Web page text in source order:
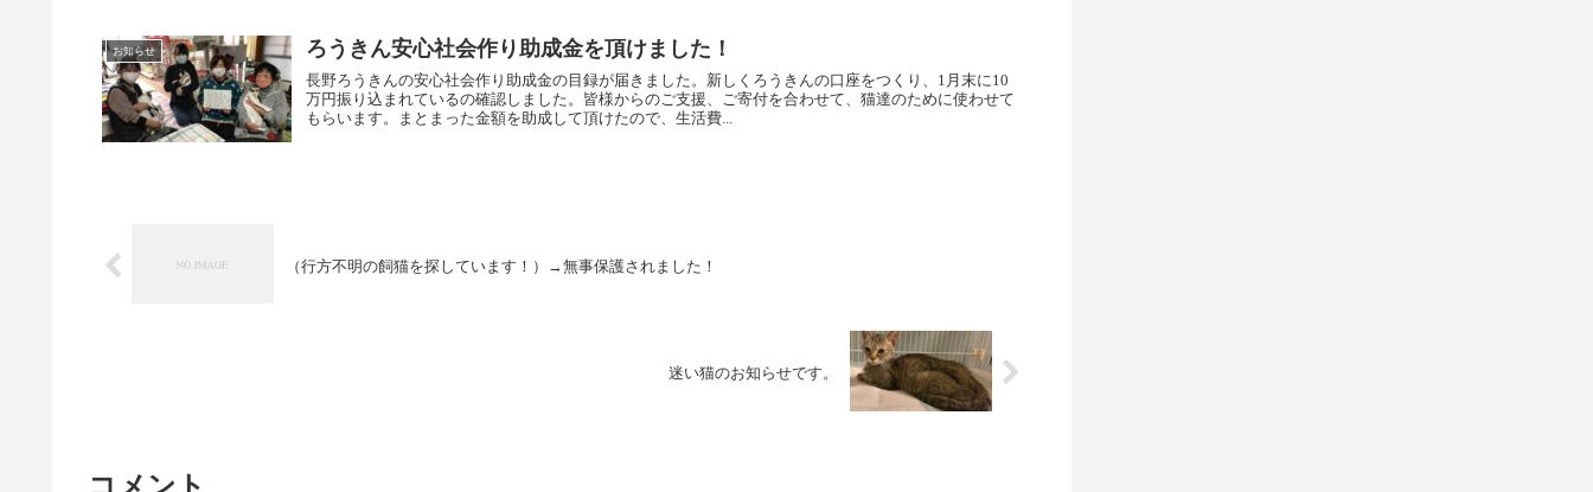
お知らせ ろうきん安心社会作り助成金を頂けました！
長野ろうきんの安心社会作り助成金の目録が届きました。新しくろうきんの口座をつくり、1月末に10
万円振り込まれているの確認しました。皆様からのご支援、ご寄付を合わせて、猫達のために使わせて
もらいます。まとまった金額を助成して頂けたので、生活費...
（行方不明の飼猫を探しています！）→無事保護されました！
迷い猫のお知らせです。